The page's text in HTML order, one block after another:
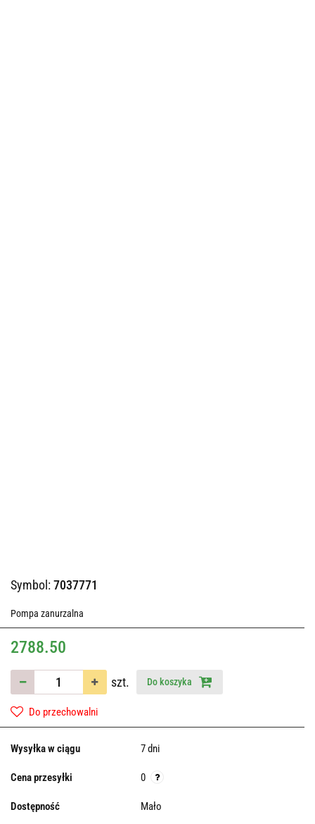
Symbol:7037771
Pompa zanurzalna
2788.50
szt. Do koszyka
Do przechowalni
Wysyłka w ciągu 7 dni
Cena przesyłki 0
Dostępność Mało